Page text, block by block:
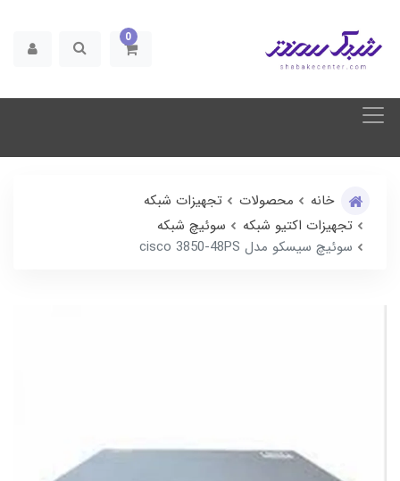
0
خانه محصولات
تجهیزات شبکه
تجهیزات اکتیو شبکه
سوئیچ شبکه
سوئیچ سیسکو مدل cisco 3850-48PS